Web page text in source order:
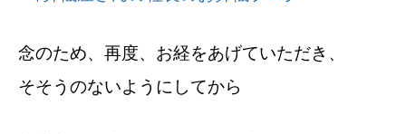
念のため、再度、お経をあげていただき、
そそうのないようにしてから